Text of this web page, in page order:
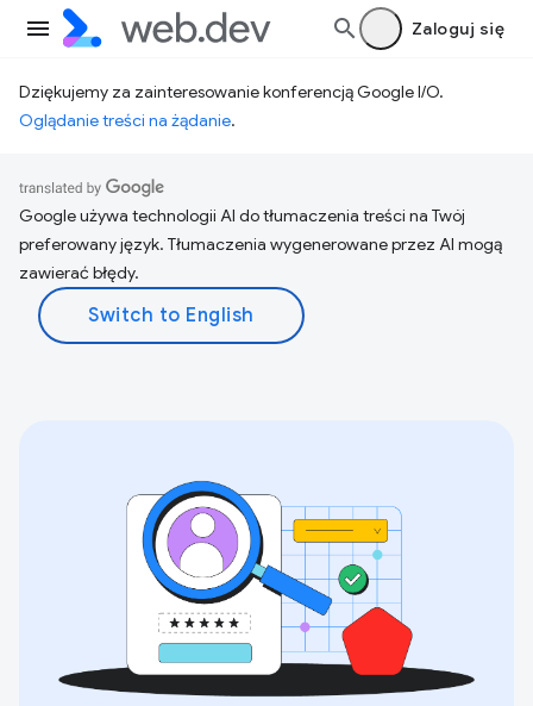
Zaloguj się
Dziękujemy za zainteresowanie konferencją Google I/O.
Oglądanie treści na żądanie.
Google używa technologii AI do tłumaczenia treści na Twój
preferowany język. Tłumaczenia wygenerowane przez AI mogą
zawierać błędy.